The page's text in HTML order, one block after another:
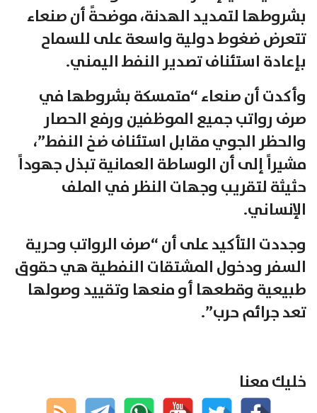
بشروطها لتمديد الهدنة، موضحةً أن صنعاء
تتعرض ضغوط دولية واسعة على للسماح
بإعادة استئناف تصدير النفط اليمني.
وأكدت أن صنعاء “متمسكة بشروطها في
صرف رواتب جميع الموظفين ورفع الحصار
والحظر الجوي مقابل استئناف ضخ النفط”،
مشيراً إلى أن الوساطة العمانية تبذل جهوداً
حثيثة لتقريب وجهات النظر في الملف
الإنساني.
وجددت التأكيد على أن “صرف الرواتب وحرية
السفر ودخول المشتقات النفطية هي حقوق
طبيعية وقطعها أو منعها وتقييد وصولها
تعد جرائم حرب”.
خليك معنا